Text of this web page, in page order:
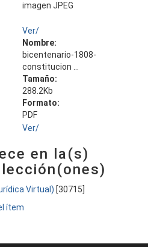
imagen JPEG
Ver/
Nombre:
bicentenario-1808-
constitucion ...
Tamaño:
288.2Kb
Formato:
PDF
Ver/
en la(s)
Virtual) [30715]
ítem